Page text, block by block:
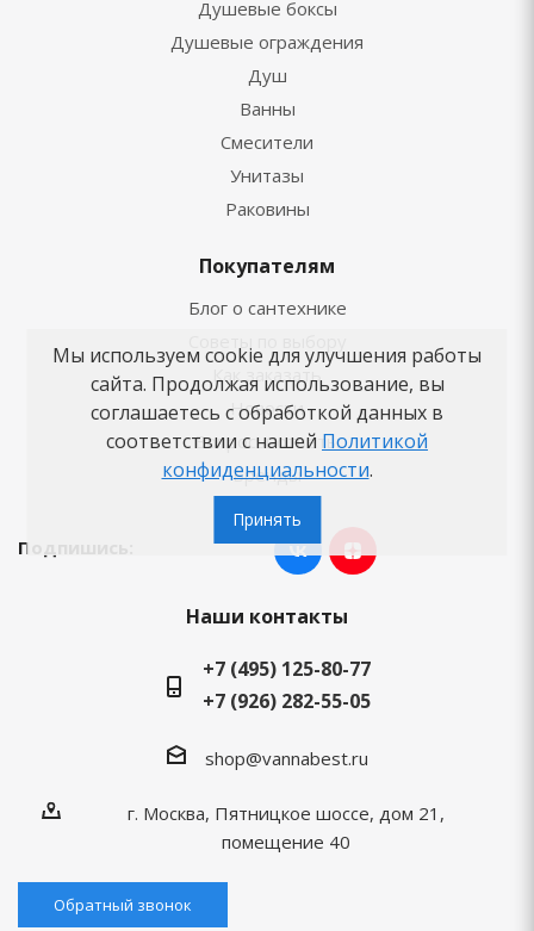
Душевые боксы
Душевые ограждения
Душ
Ванны
Смесители
Унитазы
Раковины
Покупателям
Блог о сантехнике
Как заказать
Новости
Вопросы-ответы
Бренды
Подпишись:
Наши контакты
+7 (495) 125-80-77
+7 (926) 282-55-05
shop@vannabest.ru
г. Москва, Пятницкое шоссе, дом 21,
помещение 40
Обратный звонок
Мы используем cookie для улучшения работы
сайта. Продолжая использование, вы
соглашаетесь с обработкой данных в
соответствии с нашей Политикой
конфиденциальности.
Принять